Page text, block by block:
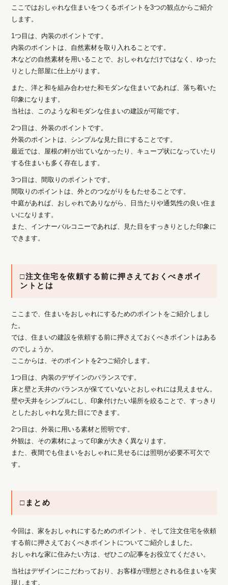
ここではおしゃれな住まいをつくるポイントを3つの観点からご紹介
します。
1つ目は、内装のポイントです。
内装のポイントは、自然素材を取り入れることです。
木などの自然素材を用いることで、おしゃれなだけではなく、ゆった
りとした部屋に仕上がります。
また、洋と和を組み合わせた和モダンな住まいであれば、落ち着いた
印象になります。
当社は、このような和モダンな住まいの建設が可能です。
2つ目は、外装のポイントです。
外装のポイントは、シンプルな見た目にすることです。
最近では、屋根の軒が出ていなかったり、キューブ状になっていたり
する住まいも多く存在します。
3つ目は、間取りのポイントです。
間取りのポイントは、外とのつながりをもたせることです。
中庭があれば、おしゃれでありながら、日当たりや通気性の良い住ま
いになります。
また、インナーバルコニーであれば、見た目をすっきりとした印象に
できます。
□注文住宅を依頼する前に押さえておくべきポイ
ントとは
ここまで、住まいをおしゃれにするためのポイントをご紹介しまし
た。
では、住まいの建設を依頼する前に押さえておくべきポイントはある
のでしょうか。
ここからは、そのポイントを2つご紹介します。
1つ目は、内装のデザインのバランスです。
床と壁と天井のバランスが保てていないとおしゃれには見えません。
壁や天井をシンプルにし、印象付けたい場所を絞ることで、すっきり
としたおしゃれな見た目にできます。
2つ目は、外装に用いる素材と照明です。
外観は、その素材によって印象が大きく異なります。
また、夜間でも住まいをおしゃれに見せるには照明が必要不可欠で
す。
□まとめ
今回は、家をおしゃれにするためのポイント、そして注文住宅を依頼
する前に押さえておくべきポイントについてご紹介しました。
おしゃれな家に住みたい方は、ぜひこの記事をお役立てください。
当社はデザインにこだわっており、お客様が理想とされる住まいを実
現します。